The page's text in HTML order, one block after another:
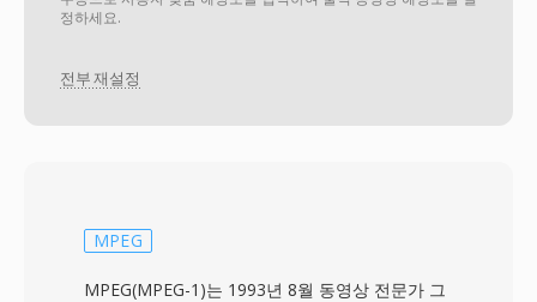
정하세요.
전부 재설정
MPEG
MPEG(MPEG-1)는 1993년 8월 동영상 전문가 그